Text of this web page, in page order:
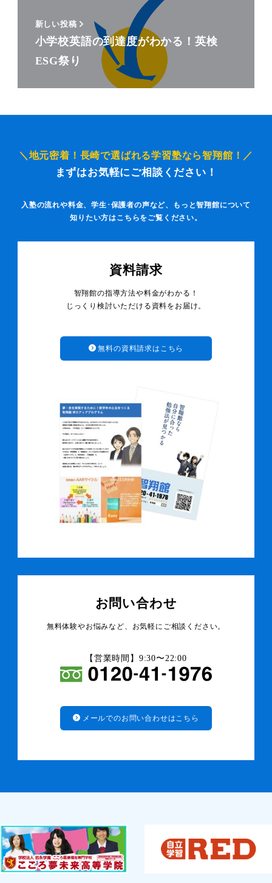
新しい投稿
小学校英語の到達度がわかる！英検
ESG祭り
＼地元密着！長崎で選ばれる学習塾なら智翔館！／
まずはお気軽にご相談ください！
入塾の流れや料金、学生･保護者の声など、もっと智翔館について
知りたい方はこちらをご覧ください。
資料請求
智翔館の指導方法や料金がわかる！
じっくり検討いただける資料をお届け。
無料の資料請求はこちら
お問い合わせ
無料体験やお悩みなど、お気軽にご相談ください。
【営業時間】9:30〜22:00
メールでのお問い合わせはこちら